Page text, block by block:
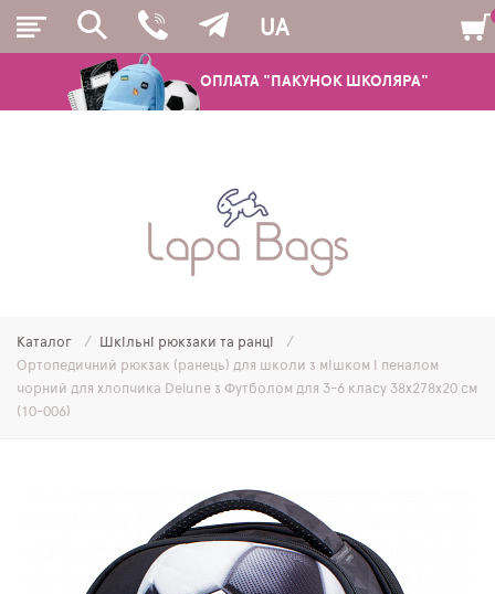
ОПЛАТА "ПАКУНОК ШКОЛЯРА"
UA
ШКІЛЬНІ РЮКЗАКИ ТА РАНЦІ
МОЛОДІЖНІ РЮКЗАКИ
ПЕНАЛИ
Каталог
Шкільні рюкзаки та ранці
Ортопедичний рюкзак (ранець) для школи з мішком і пеналом
чорний для хлопчика Delune з Футболом для 3-6 класу 38х278х20 см
(10-006)